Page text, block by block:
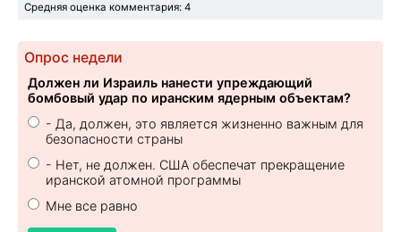
Средняя оценка комментария: 4
Опрос недели
Должен ли Израиль нанести упреждающий
бомбовый удар по иранским ядерным объектам?
- Да, должен, это является жизненно важным для
безопасности страны
- Нет, не должен. США обеспечат прекращение
иранской атомной программы
Мне все равно